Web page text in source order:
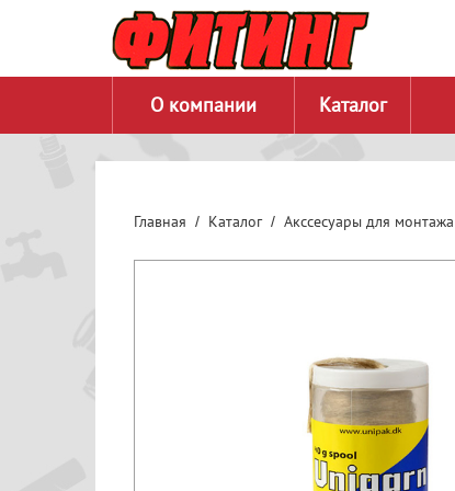
О компании Каталог
Главная Каталог Акссесуары для монтажа